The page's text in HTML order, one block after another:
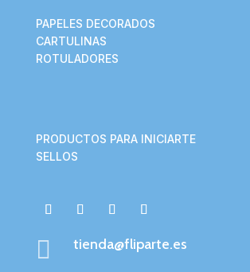
PAPELES DECORADOS
CARTULINAS
ROTULADORES
PRODUCTOS PARA INICIARTE
SELLOS
 tienda@fliparte.es